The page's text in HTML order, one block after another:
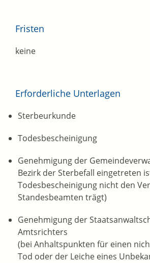
Fristen
keine
Erforderliche Unterlagen
Sterbeurkunde
Todesbescheinigung
Genehmigung der
Bezirk der Sterbefall eingetreten
Todesbescheinigung nicht den
Standesbeamten trägt)
Genehmigung der
Amtsrichters
(bei Anhaltspunkten für einen
Tod oder der Leiche eines